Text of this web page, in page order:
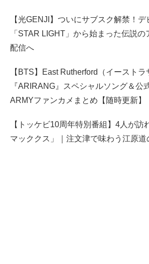
【光GENJI】ついにサブスク解禁！
「STAR LIGHT」から始まった伝説
配信へ
【BTS】East Rutherford（イースト
『ARIRANG』スペシャルソング＆公
ARMYファンカメまとめ【随時更新】
【トッケビ10周年特別番組】4人が訪
マッククス」｜注文津で味わう江原道